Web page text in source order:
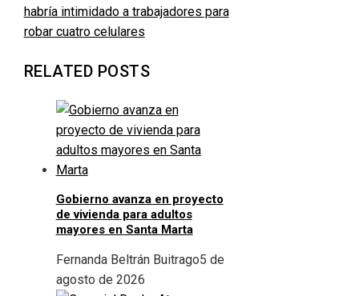
habría intimidado a trabajadores para
robar cuatro celulares
RELATED POSTS
Gobierno avanza en proyecto
de vivienda para adultos
mayores en Santa Marta
Fernanda Beltrán Buitrago5 de
agosto de 2026